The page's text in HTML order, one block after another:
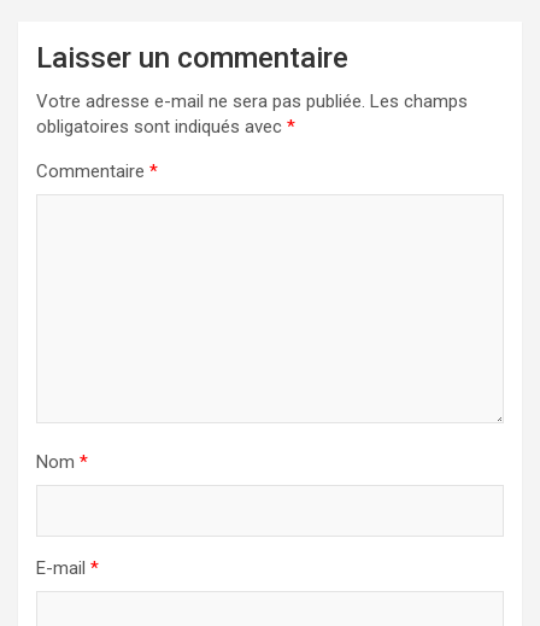
Laisser un commentaire
Votre adresse e-mail ne sera pas publiée. Les champs
obligatoires sont indiqués avec *
Commentaire *
Nom *
E-mail *